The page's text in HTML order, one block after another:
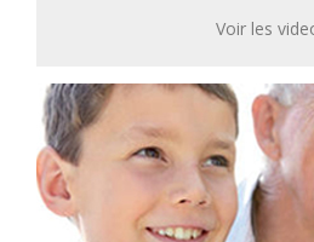
Voir les